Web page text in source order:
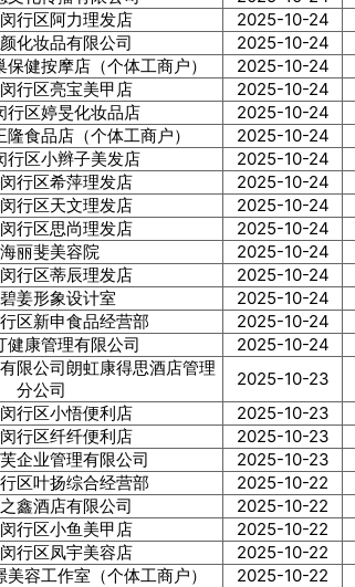
行区阿力理发店
2025-10-24
化妆品有限公司
2025-10-24
健按摩店（个体工商户）
2025-10-24
行区亮宝美甲店
2025-10-24
行区婷旻化妆品店
2025-10-24
食品店（个体工商户）
2025-10-24
行区小辫子美发店
2025-10-24
行区希萍理发店
2025-10-24
行区天文理发店
2025-10-24
行区思尚理发店
2025-10-24
丽斐美容院
2025-10-24
行区蒂辰理发店
2025-10-24
姜形象设计室
2025-10-24
区新申食品经营部
2025-10-24
健康管理有限公司
2025-10-24
限公司朗虹康得思酒店管理
分公司
2025-10-23
行区小悟便利店
2025-10-23
行区纤纤便利店
2025-10-23
企业管理有限公司
2025-10-23
区叶扬综合经营部
2025-10-22
鑫酒店有限公司
2025-10-22
行区小鱼美甲店
2025-10-22
行区凤宇美容店
2025-10-22
容工作室（个体工商户）
2025-10-22